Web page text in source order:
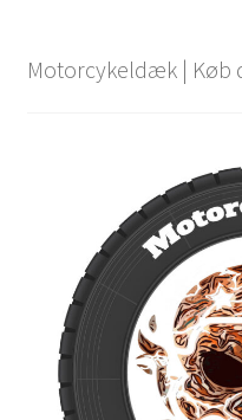
Motorcykeldæk | Køb